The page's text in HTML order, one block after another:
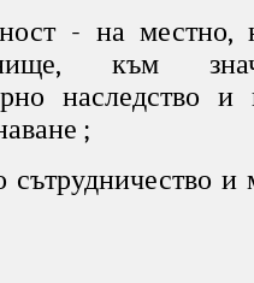
- на местно,
към
наследство и
;
и